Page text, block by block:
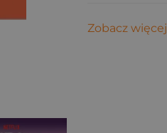
Zobacz więcej